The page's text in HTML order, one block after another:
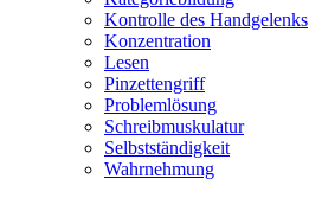
Kontrolle des Handgelenks
Konzentration
Lesen
Pinzettengriff
Problemlösung
Schreibmuskulatur
Selbstständigkeit
Wahrnehmung